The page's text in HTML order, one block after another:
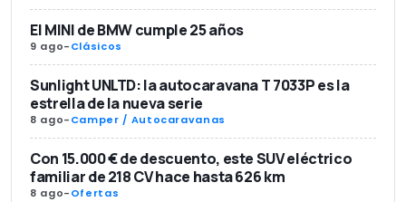
El MINI de BMW cumple 25 años
9 ago-Clásicos
Sunlight UNLTD: la autocaravana T 7033P es la
estrella de la nueva serie
8 ago-Camper / Autocaravanas
Con 15.000 € de descuento, este SUV eléctrico
familiar de 218 CV hace hasta 626 km
8 ago-Ofertas